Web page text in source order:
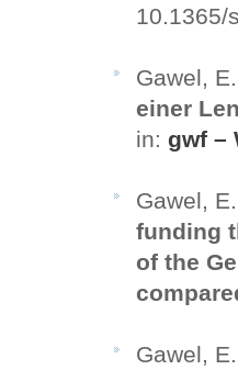
10.1365/
Gawel,
einer
in: gwf –
Gawel,
funding
of the
Gawel,